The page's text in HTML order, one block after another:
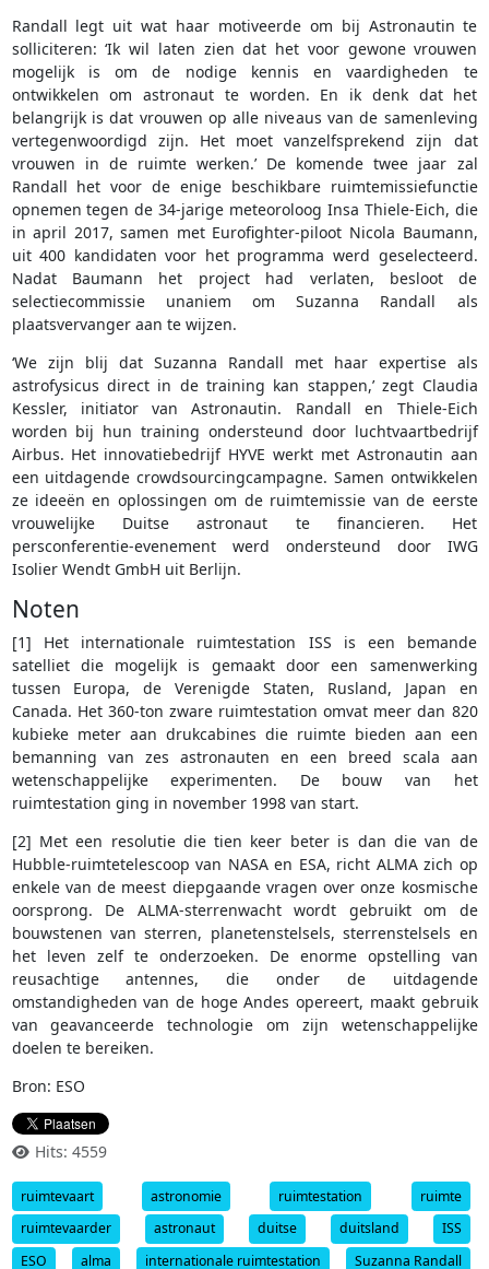
Randall legt uit wat haar motiveerde om bij Astronautin te
solliciteren: ‘Ik wil laten zien dat het voor gewone vrouwen
mogelijk is om de nodige kennis en vaardigheden te
ontwikkelen om astronaut te worden. En ik denk dat het
belangrijk is dat vrouwen op alle niveaus van de samenleving
vertegenwoordigd zijn. Het moet vanzelfsprekend zijn dat
vrouwen in de ruimte werken.’ De komende twee jaar zal
Randall het voor de enige beschikbare ruimtemissiefunctie
opnemen tegen de 34-jarige meteoroloog Insa Thiele-Eich, die
in april 2017, samen met Eurofighter-piloot Nicola Baumann,
uit 400 kandidaten voor het programma werd geselecteerd.
Nadat Baumann het project had verlaten, besloot de
selectiecommissie unaniem om Suzanna Randall als
plaatsvervanger aan te wijzen.
‘We zijn blij dat Suzanna Randall met haar expertise als
astrofysicus direct in de training kan stappen,’ zegt Claudia
Kessler, initiator van Astronautin. Randall en Thiele-Eich
worden bij hun training ondersteund door luchtvaartbedrijf
Airbus. Het innovatiebedrijf HYVE werkt met Astronautin aan
een uitdagende crowdsourcingcampagne. Samen ontwikkelen
ze ideeën en oplossingen om de ruimtemissie van de eerste
vrouwelijke Duitse astronaut te financieren. Het
persconferentie-evenement werd ondersteund door IWG
Isolier Wendt GmbH uit Berlijn.
Noten
[1] Het internationale ruimtestation ISS is een bemande
satelliet die mogelijk is gemaakt door een samenwerking
tussen Europa, de Verenigde Staten, Rusland, Japan en
Canada. Het 360-ton zware ruimtestation omvat meer dan 820
kubieke meter aan drukcabines die ruimte bieden aan een
bemanning van zes astronauten en een breed scala aan
wetenschappelijke experimenten. De bouw van het
ruimtestation ging in november 1998 van start.
[2] Met een resolutie die tien keer beter is dan die van de
Hubble-ruimtetelescoop van NASA en ESA, richt ALMA zich op
enkele van de meest diepgaande vragen over onze kosmische
oorsprong. De ALMA-sterrenwacht wordt gebruikt om de
bouwstenen van sterren, planetenstelsels, sterrenstelsels en
het leven zelf te onderzoeken. De enorme opstelling van
reusachtige antennes, die onder de uitdagende
omstandigheden van de hoge Andes opereert, maakt gebruik
van geavanceerde technologie om zijn wetenschappelijke
doelen te bereiken.
Bron: ESO
Hits: 4559
ruimtevaart astronomie ruimtestation
ruimte
ruimtevaarder
astronaut duitse duitsland
ISS
ESO
alma internationale ruimtestation Suzanna Randall